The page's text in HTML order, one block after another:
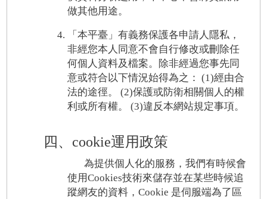
做其他用途。
「本平臺」有義務保護各申請人隱私，
非經您本人同意不會自行修改或刪除任
何個人資料及檔案。除非經過您事先同
意或符合以下情況始得為之： (1)經由合
法的途徑。 (2)保護或防衛相關個人的權
利或所有權。 (3)違反本網站規定事項。
四、cookie運用政策
為提供個人化的服務，我們有時候會
使用Cookies技術來儲存並在某些時候追
蹤網友的資料，Cookie 是伺服端為了區